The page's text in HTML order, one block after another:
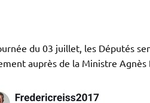
du 03 juillet, les Députés
auprès de la Ministre